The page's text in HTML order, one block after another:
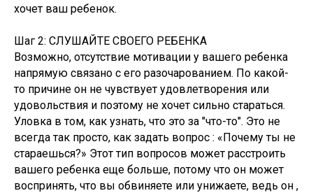
хочет ваш ребенок.
Шаг 2: СЛУШАЙТЕ СВОЕГО РЕБЕНКА
Возможно, отсутствие мотивации у вашего ребенка
напрямую связано с его разочарованием. По какой-
то причине он не чувствует удовлетворения или
удовольствия и поэтому не хочет сильно стараться.
Уловка в том, как узнать, что это за "что-то". Это не
всегда так просто, как задать вопрос : «Почему ты не
стараешься?» Этот тип вопросов может расстроить
вашего ребенка еще больше, потому что он может
воспринять, что вы обвиняете или унижаете, ведь он ,